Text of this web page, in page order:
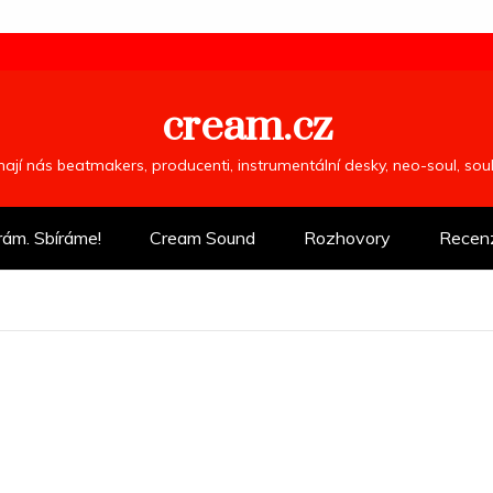
cream.cz
nás beatmakers, producenti, instrumentální desky, neo-soul,
Sbíráme! Cream Sound Rozhovory